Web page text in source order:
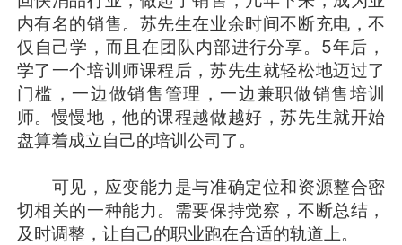
内有名的销售。苏先生在业余时间不断充电，不
仅自己学，而且在团队内部进行分享。5年后，
学了一个培训师课程后，苏先生就轻松地迈过了
门槛，一边做销售管理，一边兼职做销售培训
师。慢慢地，他的课程越做越好，苏先生就开始
盘算着成立自己的培训公司了。
可见，应变能力是与准确定位和资源整合密
切相关的一种能力。需要保持觉察，不断总结，
及时调整，让自己的职业跑在合适的轨道上。